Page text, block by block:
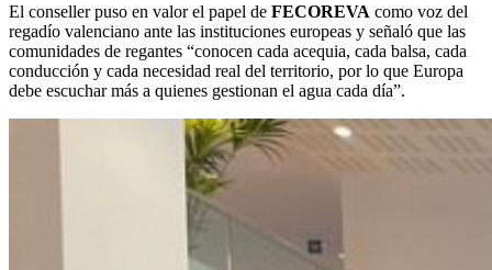
El conseller puso en valor el papel de FECOREVA como voz del
regadío valenciano ante las instituciones europeas y señaló que las
comunidades de regantes “conocen cada acequia, cada balsa, cada
conducción y cada necesidad real del territorio, por lo que Europa
debe escuchar más a quienes gestionan el agua cada día”.